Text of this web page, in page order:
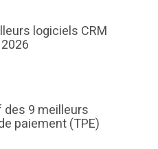
logiciels CRM
9 meilleurs
paiement (TPE)